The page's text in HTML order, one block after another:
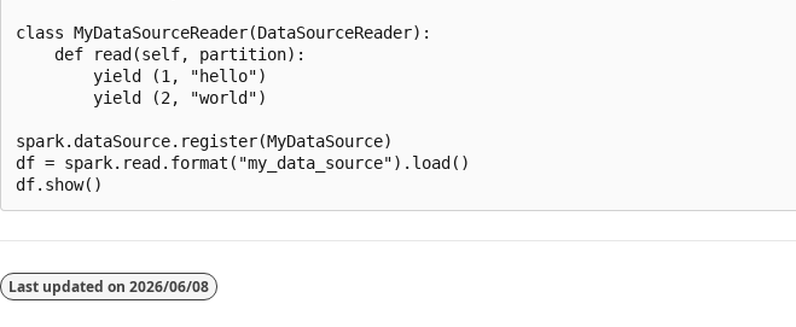
class MyDataSourceReader(DataSourceReader):
    def read(self, partition):
        yield (1, "hello")
        yield (2, "world")
spark.dataSource.register(MyDataSource)
df = spark.read.format("my_data_source").load()
模Last updated on 2026/06/08